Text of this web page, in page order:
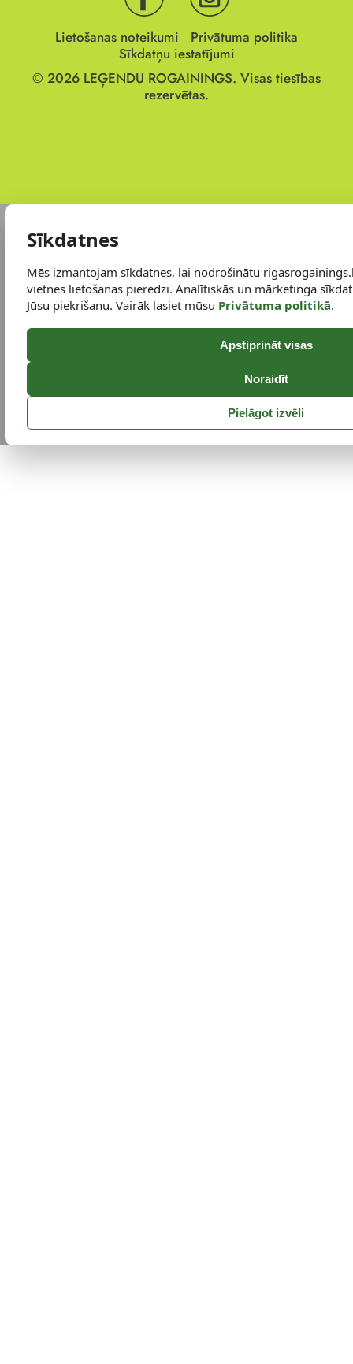
Lietošanas noteikumi
Privātuma politika
Sīkdatņu iestatījumi
© 2026 LEĢENDU ROGAININGS. Visas tiesības
rezervētas.
Sīkdatnes
Mēs izmantojam sīkdatnes, lai nodrošinātu
vietnes lietošanas pieredzi. Analītiskās un mārketinga
Jūsu piekrišanu. Vairāk lasiet mūsu Privātuma politikā.
Apstiprināt visas
Noraidīt
Pielāgot izvēli